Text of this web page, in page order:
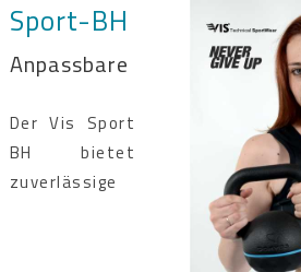
Sport-BH
Anpassbare
Der Vis Sport
BH bietet
zuverlässige